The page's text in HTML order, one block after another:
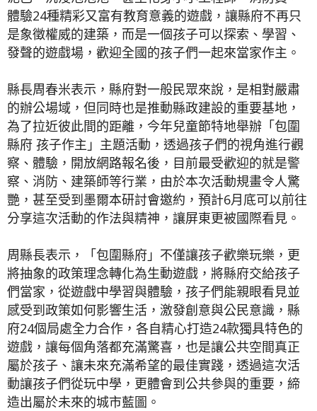
體驗24種精彩又富有教育意義的遊戲，讓縣府不再只
是象徵權威的建築，而是一個孩子可以探索、學習、
發聲的遊戲場，歡迎全國的孩子們一起來當家作主。
縣長周春米表示，縣府對一般民眾來說，是相對嚴肅
的辦公場域，但同時也是推動縣政建設的重要基地，
為了拉近彼此間的距離，今年兒童節特地舉辦「包圍
縣府 孩子作主」主題活動，透過孩子們的視角進行觀
察、體驗，開放網路報名後，目前最受歡迎的就是警
察、消防、建築師等行業，由於本次活動規畫令人驚
艷，甚至受到墨爾本研討會邀約，預計6月底可以前往
分享這次活動的作法與精神，讓屏東更被國際看見。
周縣長表示，「包圍縣府」不僅讓孩子歡樂玩樂，更
將抽象的政策理念轉化為生動遊戲，將縣府交給孩子
們當家，從遊戲中學習與體驗，孩子們能親眼看見並
感受到政策如何影響生活，激發創意與公民意識，縣
府24個局處全力合作，各自精心打造24款獨具特色的
遊戲，讓每個角落都充滿驚喜，也是讓公共空間真正
屬於孩子、讓未來充滿希望的最佳實踐，透過這次活
動讓孩子們從玩中學，更體會到公共參與的重要，締
造出屬於未來的城市藍圖。